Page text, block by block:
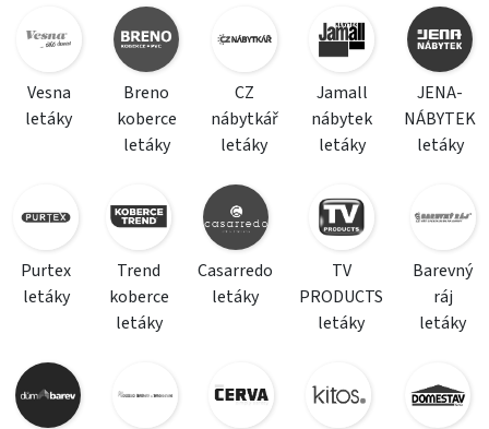
Vesna
letáky
Breno
koberce
letáky
CZ
nábytkář
letáky
Jamall
nábytek
letáky
JENA-
NÁBYTEK
letáky
Purtex
letáky
Trend
koberce
letáky
Casarredo
letáky
TV
PRODUCTS
letáky
Barevný
ráj
letáky